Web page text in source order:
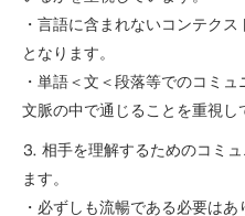
・言語に含まれないコンテク
となります。
・単語＜文＜段落等でのコミ
文脈の中で通じることを重視し
⒊ 相手を理解するためのコミ
ます。
・必ずしも流暢である必要はあ